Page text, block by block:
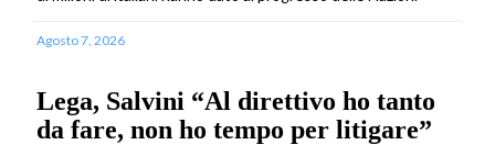
Agosto 7, 2026
Lega, Salvini “Al direttivo ho tanto
da fare, non ho tempo per litigare”